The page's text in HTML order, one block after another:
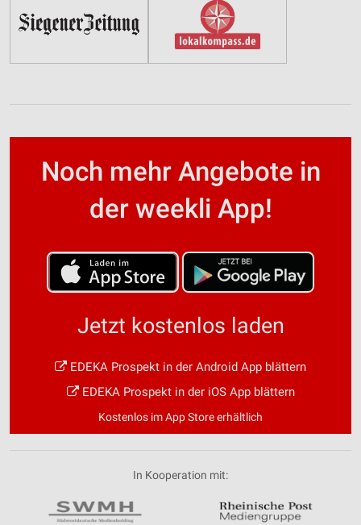
Noch mehr Angebote in
der weekli App!
Jetzt kostenlos laden
EDEKA Prospekt in der Android App blättern
EDEKA Prospekt in der iOS App blättern
Kostenlos im App Store erhältlich
In Kooperation mit: